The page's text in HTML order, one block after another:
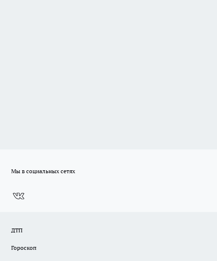
Мы в социальных сетях
ДТП
Гороскоп